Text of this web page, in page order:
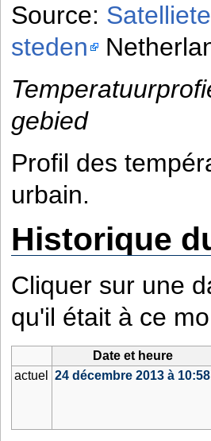
Source:
steden
gebied
Profil des
urbain.
Historique
Cliquer sur une
qu'il était à ce
Date et heure
actuel
24 décembre 2013 à 10:58